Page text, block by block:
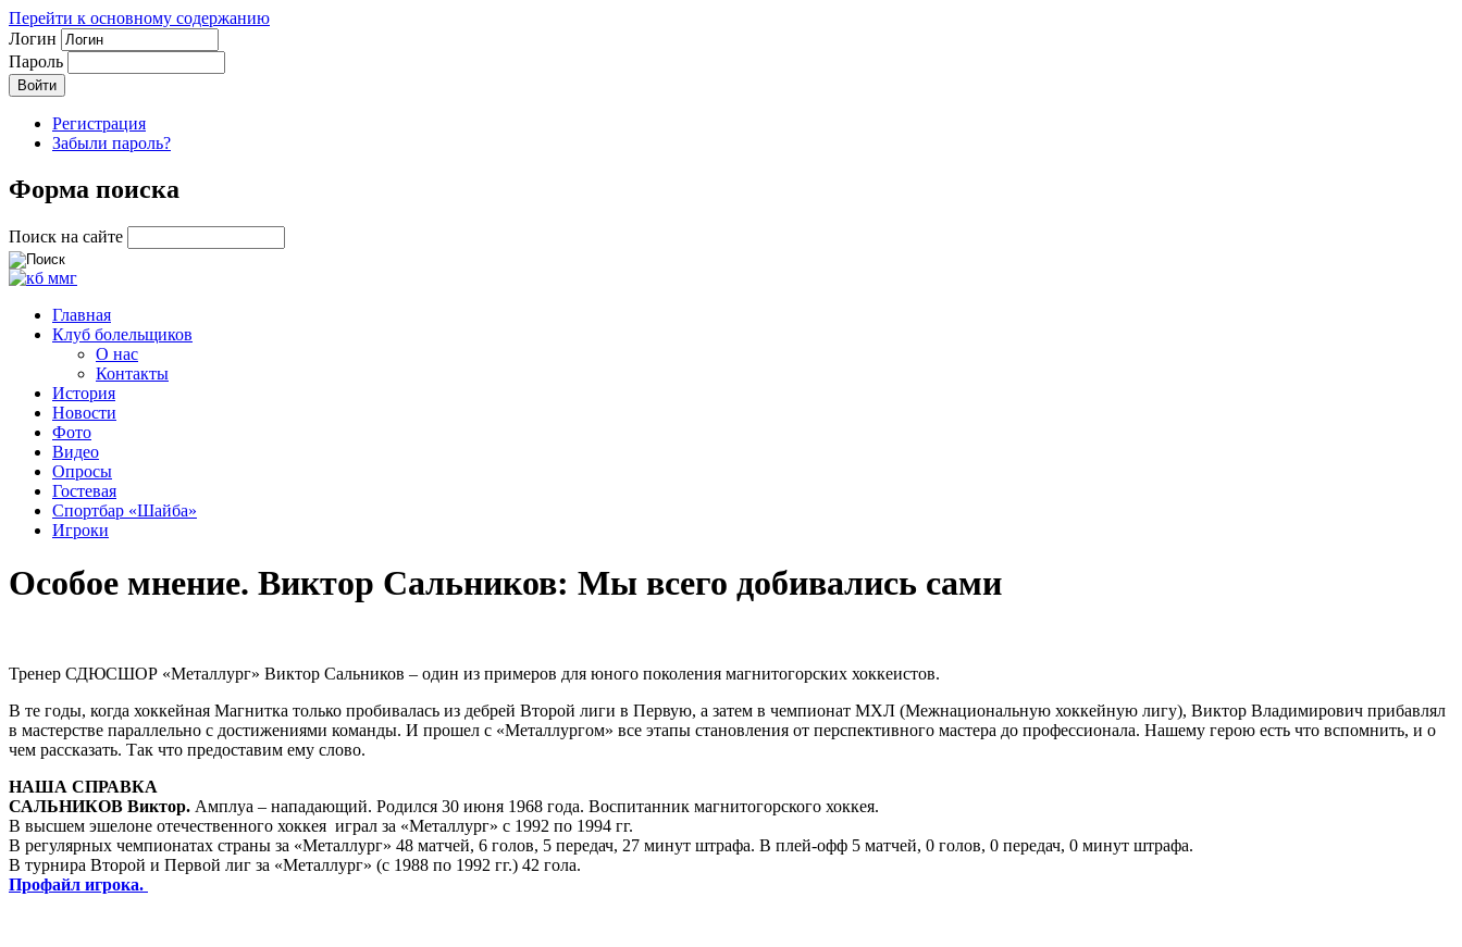
Перейти к основному содержанию
Логин
Пароль
Регистрация
Забыли пароль?
Форма поиска
Поиск на сайте
Главная
Клуб болельщиков
О нас
Контакты
История
Новости
Фото
Видео
Опросы
Гостевая
Спортбар «Шайба»
Игроки
Особое мнение. Виктор Сальников: Мы всего добивались сами
Тренер СДЮСШОР «Металлург» Виктор Сальников – один из примеров для юного поколения магнитогорских хоккеистов.
В те годы, когда хоккейная Магнитка только пробивалась из дебрей Второй лиги в Первую, а затем в чемпионат МХЛ (Межнациональную хоккейную лигу), Виктор Владимирович прибавлял
в мастерстве параллельно с достижениями команды. И прошел с «Металлургом» все этапы становления от перспективного мастера до профессионала. Нашему герою есть что вспомнить, и о
чем рассказать. Так что предоставим ему слово.
НАША СПРАВКА
САЛЬНИКОВ Виктор. Амплуа – нападающий. Родился 30 июня 1968 года. Воспитанник магнитогорского хоккея.
В высшем эшелоне отечественного хоккея играл за «Металлург» с 1992 по 1994 гг.
В регулярных чемпионатах страны за «Металлург» 48 матчей, 6 голов, 5 передач, 27 минут штрафа. В плей-офф 5 матчей, 0 голов, 0 передач, 0 минут штрафа.
В турнира Второй и Первой лиг за «Металлург» (с 1988 по 1992 гг.) 42 гола.
Профайл игрока.